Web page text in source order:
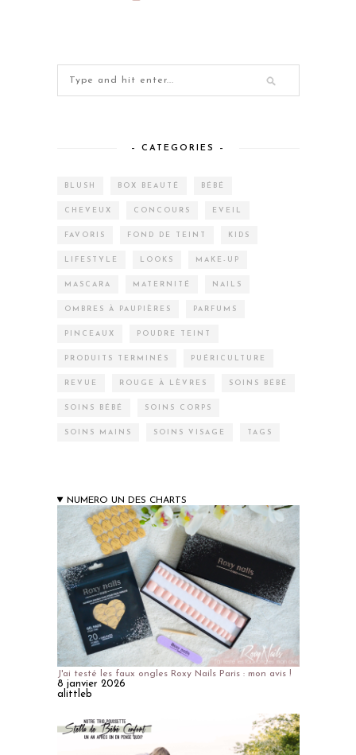
– CATEGORIES –
BLUSH BOX BEAUTÉ BÉBÉ
CHEVEUX CONCOURS EVEIL
FAVORIS FOND DE TEINT KIDS
LIFESTYLE LOOKS MAKE-UP
MASCARA MATERNITÉ NAILS
OMBRES À PAUPIÈRES PARFUMS
PINCEAUX POUDRE TEINT
PRODUITS TERMINÉS PUÉRICULTURE
REVUE ROUGE À LÈVRES SOINS BÉBÉ
SOINS BÉBÉ SOINS CORPS
SOINS MAINS SOINS VISAGE TAGS
NUMERO UN DES CHARTS
J'ai testé les faux ongles Roxy Nails Paris : mon avis !
8 janvier 2026
alittleb